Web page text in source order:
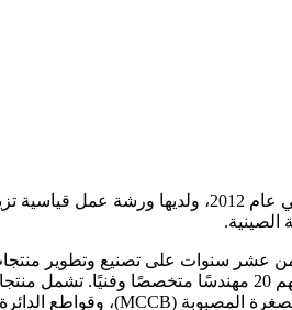
الصينية.
من عشر سنوات على تصنيع وتطوير
الشركة أكثر من 300 موظف، من بينهم 20 مهندسًا